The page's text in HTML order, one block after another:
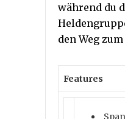
während du
den Weg
Features